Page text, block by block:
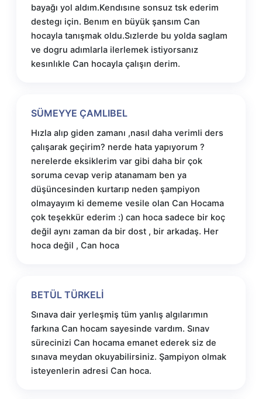
bayağı yol aldım.Kendısıne sonsuz tsk ederim
destegı için. Benım en büyük şansım Can
hocayla tanışmak oldu.Sızlerde bu yolda saglam
ve dogru adımlarla ilerlemek istiyorsanız
kesınlıkle Can hocayla çalışın derim.
SÜMEYYE ÇAMLIBEL
Hızla alıp giden zamanı ,nasıl daha verimli ders
çalışarak geçirim? nerde hata yapıyorum ?
nerelerde eksiklerim var gibi daha bir çok
soruma cevap verip atanamam ben ya
düşüncesinden kurtarıp neden şampiyon
olmayayım ki dememe vesile olan Can Hocama
çok teşekkür ederim :) can hoca sadece bir koç
değil aynı zaman da bir dost , bir arkadaş. Her
hoca değil , Can hoca
BETÜL TÜRKELİ
Sınava dair yerleşmiş tüm yanlış algılarımın
farkına Can hocam sayesinde vardım. Sınav
sürecinizi Can hocama emanet ederek siz de
sınava meydan okuyabilirsiniz. Şampiyon olmak
isteyenlerin adresi Can hoca.